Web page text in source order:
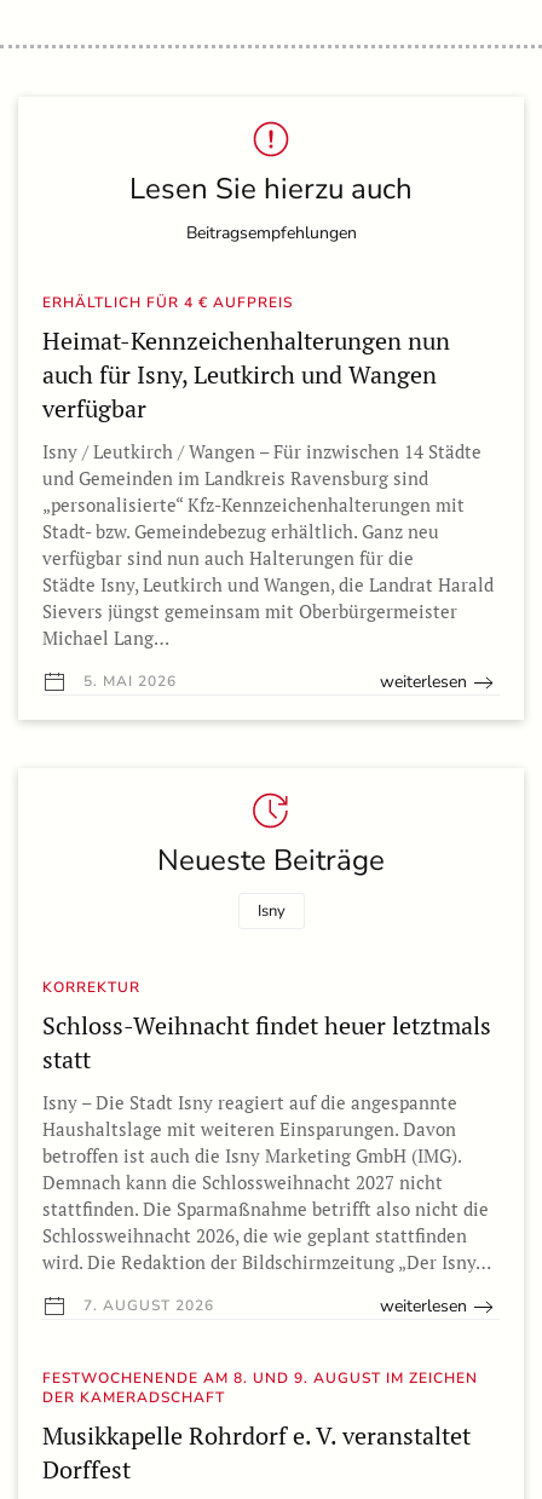
Lesen Sie hierzu auch
Beitragsempfehlungen
ERHÄLTLICH FÜR 4 € AUFPREIS
Heimat-Kennzeichenhalterungen nun
auch für Isny, Leutkirch und Wangen
verfügbar
Isny / Leutkirch / Wangen – Für inzwischen 14 Städte
und Gemeinden im Landkreis Ravensburg sind
„personalisierte“ Kfz-Kennzeichenhalterungen mit
Stadt- bzw. Gemeindebezug erhältlich. Ganz neu
verfügbar sind nun auch Halterungen für die
Städte Isny, Leutkirch und Wangen, die Landrat Harald
Sievers jüngst gemeinsam mit Oberbürgermeister
Michael Lang…
5. MAI 2026 weiterlesen
Neueste Beiträge
Isny
KORREKTUR
Schloss-Weihnacht findet heuer letztmals
statt
Isny – Die Stadt Isny reagiert auf die angespannte
Haushaltslage mit weiteren Einsparungen. Davon
betroffen ist auch die Isny Marketing GmbH (IMG).
Demnach kann die Schlossweihnacht 2027 nicht
stattfinden. Die Sparmaßnahme betrifft also nicht die
Schlossweihnacht 2026, die wie geplant stattfinden
wird. Die Redaktion der Bildschirmzeitung „Der Isny…
7. AUGUST 2026 weiterlesen
FESTWOCHENENDE AM 8. UND 9. AUGUST IM ZEICHEN
DER KAMERADSCHAFT
Musikkapelle Rohrdorf e. V. veranstaltet
Dorffest